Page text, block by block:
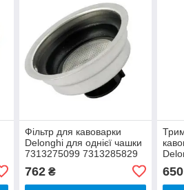
Фільтр для кавоварки
Delonghi для однієї чашки
7313275099 7313285829
762₴ 650